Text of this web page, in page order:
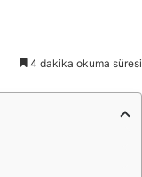
4 dakika okuma süresi